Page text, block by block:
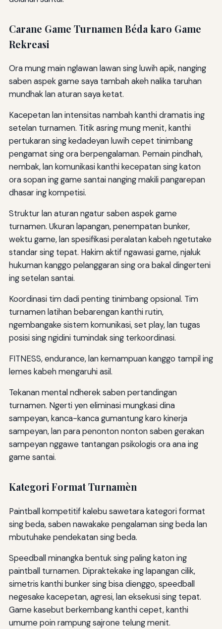
Carane Game Turnamen Béda karo Game
Rekreasi
Ora mung main nglawan lawan sing luwih apik, nanging
saben aspek game saya tambah akeh nalika taruhan
mundhak lan aturan saya ketat.
Kacepetan lan intensitas nambah kanthi dramatis ing
setelan turnamen. Titik asring mung menit, kanthi
pertukaran sing kedadeyan luwih cepet tinimbang
pengamat sing ora berpengalaman. Pemain pindhah,
nembak, lan komunikasi kanthi kecepatan sing katon
ora sopan ing game santai nanging makili pangarepan
dhasar ing kompetisi.
Struktur lan aturan ngatur saben aspek game
turnamen. Ukuran lapangan, penempatan bunker,
wektu game, lan spesifikasi peralatan kabeh ngetutake
standar sing tepat. Hakim aktif ngawasi game, njaluk
hukuman kanggo pelanggaran sing ora bakal dingerteni
ing setelan santai.
Koordinasi tim dadi penting tinimbang opsional. Tim
turnamen latihan bebarengan kanthi rutin,
ngembangake sistem komunikasi, set play, lan tugas
posisi sing ngidini tumindak sing terkoordinasi.
FITNESS, endurance, lan kemampuan kanggo tampil ing
lemes kabeh mengaruhi asil.
Tekanan mental ndherek saben pertandingan
turnamen. Ngerti yen eliminasi mungkasi dina
sampeyan, kanca-kanca gumantung karo kinerja
sampeyan, lan para penonton nonton saben gerakan
sampeyan nggawe tantangan psikologis ora ana ing
game santai.
Kategori Format Turnamèn
Paintball kompetitif kalebu sawetara kategori format
sing beda, saben nawakake pengalaman sing beda lan
mbutuhake pendekatan sing beda.
Speedball minangka bentuk sing paling katon ing
paintball turnamen. Dipraktekake ing lapangan cilik,
simetris kanthi bunker sing bisa dienggo, speedball
negesake kacepetan, agresi, lan eksekusi sing tepat.
Game kasebut berkembang kanthi cepet, kanthi
umume poin rampung sajrone telung menit.